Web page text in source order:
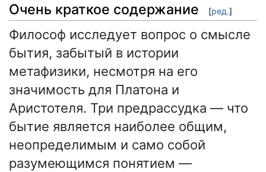
Очень краткое содержание [ред.]
Философ исследует вопрос о смысле
бытия, забытый в истории
метафизики, несмотря на его
значимость для Платона и
Аристотеля. Три предрассудка — что
бытие является наиболее общим,
неопределимым и само собой
разумеющимся понятием —